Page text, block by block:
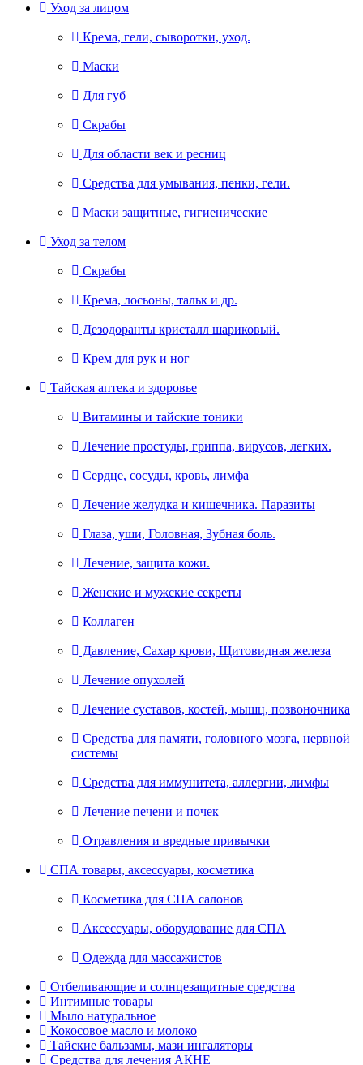
Уход за лицом
Крема, гели, сыворотки, уход.
Маски
Для губ
Скрабы
Для области век и ресниц
Средства для умывания, пенки, гели.
Маски защитные, гигиенические
Уход за телом
Скрабы
Крема, лосьоны, тальк и др.
Дезодоранты кристалл шариковый.
Крем для рук и ног
Тайская аптека и здоровье
Витамины и тайские тоники
Лечение простуды, гриппа, вирусов, легких.
Сердце, сосуды, кровь, лимфа
Лечение желудка и кишечника. Паразиты
Глаза, уши, Головная, Зубная боль.
Лечение, защита кожи.
Женские и мужские секреты
Коллаген
Давление, Сахар крови, Щитовидная железа
Лечение опухолей
Лечение суставов, костей, мышц, позвоночника
Средства для памяти, головного мозга, нервной
системы
Средства для иммунитета, аллергии, лимфы
Лечение печени и почек
Отравления и вредные привычки
СПА товары, аксессуары, косметика
Косметика для СПА салонов
Аксессуары, оборудование для СПА
Одежда для массажистов
Отбеливающие и солнцезащитные средства
Интимные товары
Мыло натуральное
Кокосовое масло и молоко
Тайские бальзамы, мази ингаляторы
Средства для лечения АКНЕ